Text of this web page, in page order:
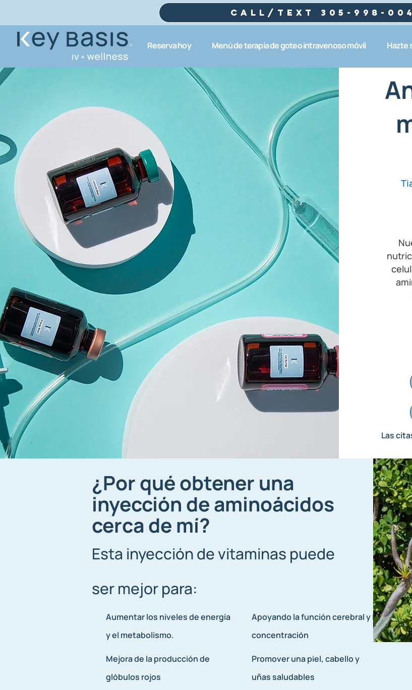
Call/text 305-998-
Reserva hoy Menú de terapia de goteo intravenoso móvil Hazte
Las
¿Por qué obtener una
inyección de aminoácidos
cerca de mí?
Esta inyección de vitaminas puede
ser mejor para:
Aumentar los niveles de energía
y el metabolismo.
Apoyando la función cerebral y la
concentración
Mejora de la producción de
glóbulos rojos
Promover una piel, cabello y
uñas saludables